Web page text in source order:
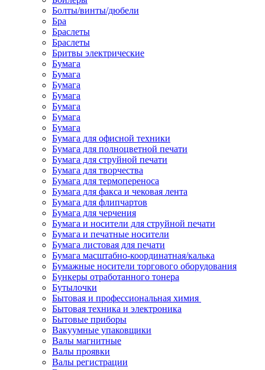
Болты/винты/дюбели
Бра
Браслеты
Браслеты
Бритвы электрические
Бумага
Бумага
Бумага
Бумага
Бумага
Бумага
Бумага
Бумага для офисной техники
Бумага для полноцветной печати
Бумага для струйной печати
Бумага для творчества
Бумага для термопереноса
Бумага для факса и чековая лента
Бумага для флипчартов
Бумага для черчения
Бумага и носители для струйной печати
Бумага и печатные носители
Бумага листовая для печати
Бумага масштабно-координатная/калька
Бумажные носители торгового оборудования
Бункеры отработанного тонера
Бутылочки
Бытовая и профессиональная химия
Бытовая техника и электроника
Бытовые приборы
Вакуумные упаковщики
Валы магнитные
Валы проявки
Валы регистрации